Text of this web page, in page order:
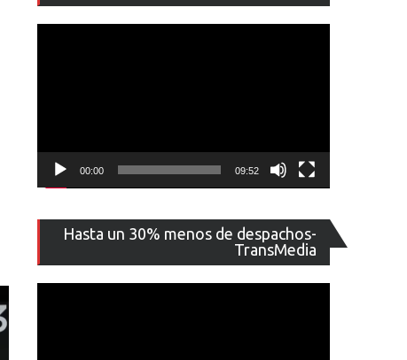
vídeo
00:00 09:52
Hasta un 30% menos de despachos-
TransMedia
de
vídeo